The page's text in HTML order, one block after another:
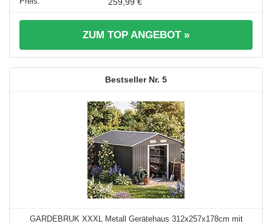
ZUM TOP ANGEBOT »
5
GARDEBRUK XXXL Metall Gerätehaus 312x257x178cm mit